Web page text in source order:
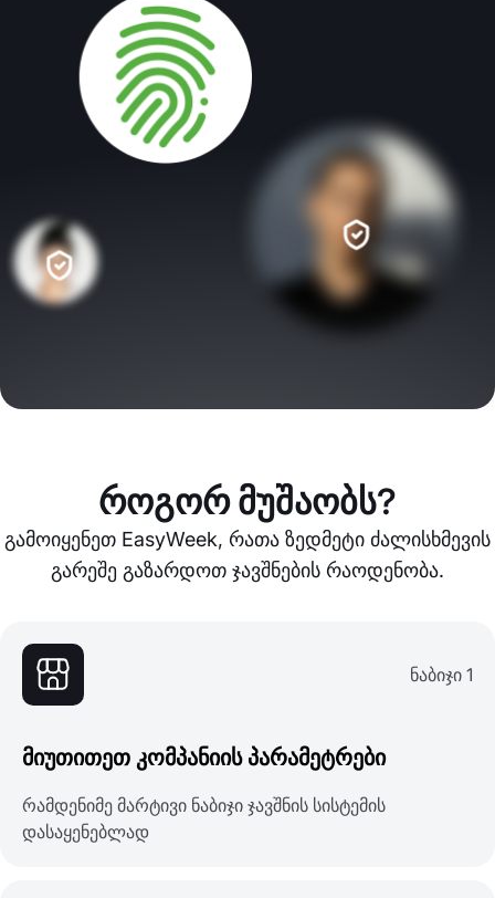
როგორ მუშაობს?
გამოიყენეთ EasyWeek, რათა ზედმეტი ძალისხმევის
გარეშე გაზარდოთ ჯავშნების რაოდენობა.
ნაბიჯი 1
მიუთითეთ კომპანიის პარამეტრები
რამდენიმე მარტივი ნაბიჯი ჯავშნის სისტემის
დასაყენებლად